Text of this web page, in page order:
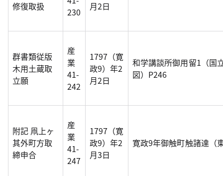
修復取扱
230
月2日
群書類従版
木用土蔵取
立願
産
業
41-
242
1797（寛
政9）年2
月2日
和学講談所御用留1（国
図）P246
附記 凧上ヶ
其外町方取
締申合
産
業
41-
247
1797（寛
政9）年2
月3日
寛政9年御触町触諸達（